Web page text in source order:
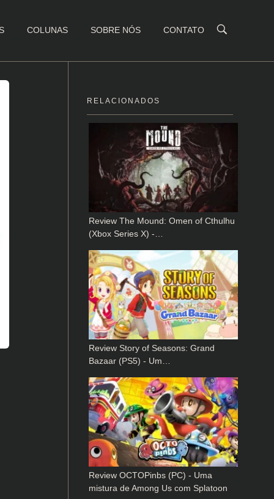
COLUNAS SOBRE NÓS CONTATO
RELACIONADOS
Review The Mound: Omen of Cthulhu
(Xbox Series X) -…
Review Story of Seasons: Grand
Bazaar (PS5) - Um…
Review OCTOPinbs (PC) - Uma
mistura de Among Us com Splatoon